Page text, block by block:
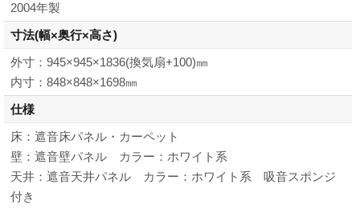
2004年製
寸法(幅×奥行×高さ)
外寸：945×945×1836(換気扇+100)㎜
内寸：848×848×1698㎜
仕様
床：遮音床パネル・カーペット
壁：遮音壁パネル カラー：ホワイト系
天井：遮音天井パネル カラー：ホワイト系 吸音スポンジ
付き